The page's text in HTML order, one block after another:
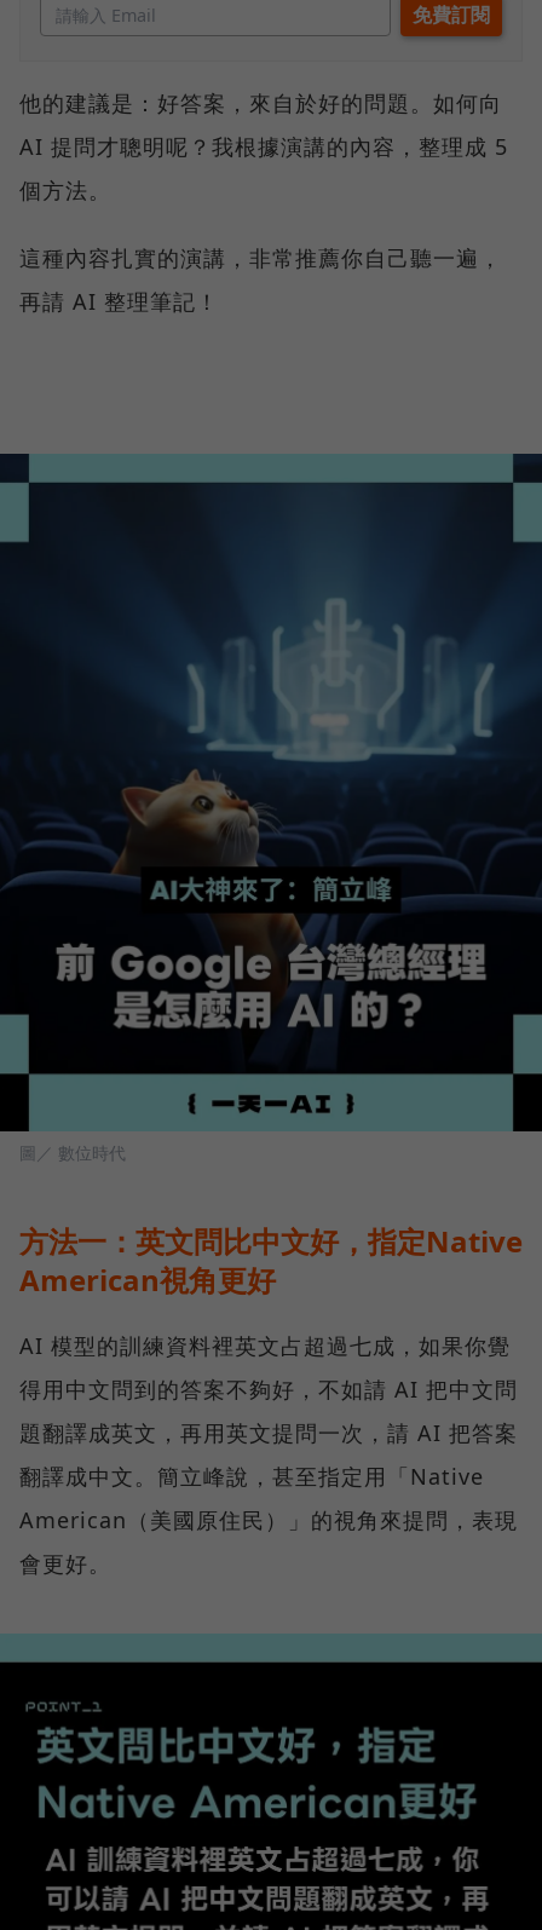
他的建議是：好答案，來自於好的問題。如何向
AI 提問才聰明呢？我根據演講的內容，整理成 5
個方法。
這種內容扎實的演講，非常推薦你自己聽一遍，
再請 AI 整理筆記！
圖／ 數位時代
方法一：英文問比中文好，指定Native
American視角更好
AI 模型的訓練資料裡英文占超過七成，如果你覺
得用中文問到的答案不夠好，不如請 AI 把中文問
題翻譯成英文，再用英文提問一次，請 AI 把答案
翻譯成中文。簡立峰說，甚至指定用「Native
American（美國原住民）」的視角來提問，表現
會更好。